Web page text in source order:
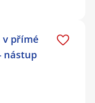
v přímé
nástup